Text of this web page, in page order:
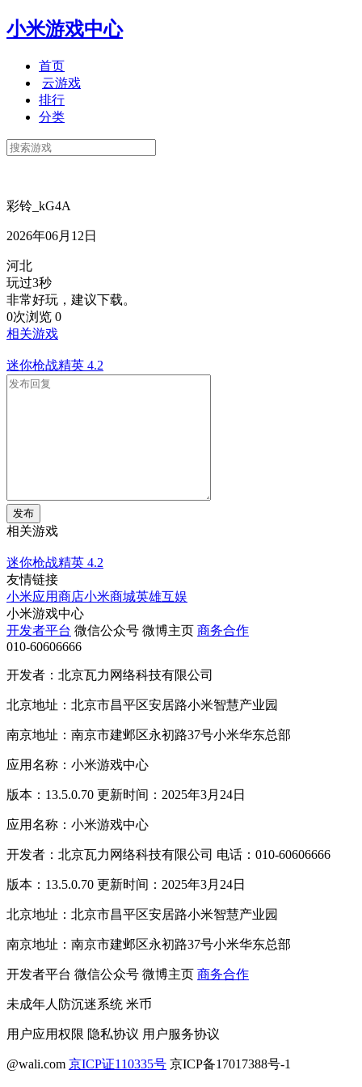
小米游戏中心
首页
云游戏
排行
分类
彩铃_kG4A
2026年06月12日
河北
玩过3秒
非常好玩，建议下载。
0次浏览 0
相关游戏
迷你枪战精英 4.2
发布
相关游戏
迷你枪战精英 4.2
友情链接
小米应用商店小米商城英雄互娱
小米游戏中心
开发者平台 微信公众号 微博主页 商务合作
010-60606666
开发者：北京瓦力网络科技有限公司
北京地址：北京市昌平区安居路小米智慧产业园
南京地址：南京市建邺区永初路37号小米华东总部
应用名称：小米游戏中心
版本：13.5.0.70 更新时间：2025年3月24日
应用名称：小米游戏中心
开发者：北京瓦力网络科技有限公司 电话：010-60606666
版本：13.5.0.70 更新时间：2025年3月24日
北京地址：北京市昌平区安居路小米智慧产业园
南京地址：南京市建邺区永初路37号小米华东总部
开发者平台 微信公众号 微博主页 商务合作
未成年人防沉迷系统 米币
用户应用权限 隐私协议 用户服务协议
@wali.com 京ICP证110335号 京ICP备17017388号-1